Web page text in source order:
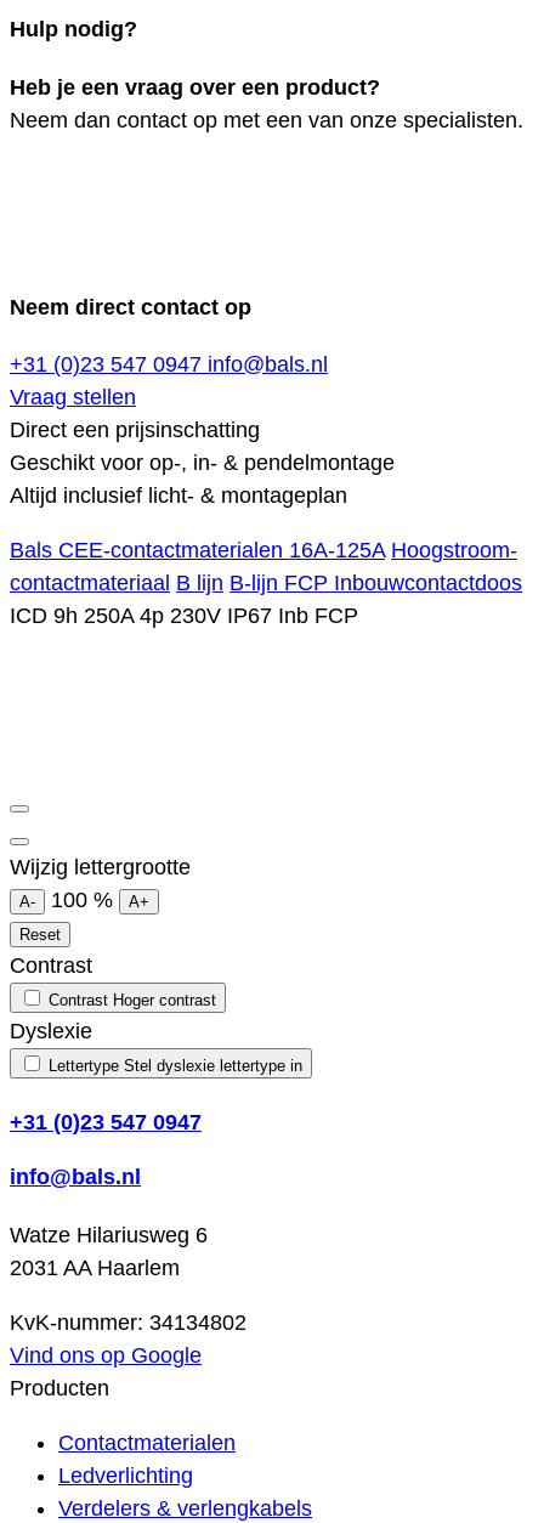
Hulp nodig?
Heb je een vraag over een product?
Neem dan contact op met een van onze specialisten.
Neem direct contact op
+31 (0)23 547 0947 info@bals.nl
Vraag stellen
Direct een prijsinschatting
Geschikt voor op-, in- & pendelmontage
Altijd inclusief licht- & montageplan
Bals CEE-contactmaterialen 16A-125A Hoogstroom-
contactmateriaal B lijn B-lijn FCP Inbouwcontactdoos
ICD 9h 250A 4p 230V IP67 Inb FCP
Wijzig lettergrootte
A- 100 %
A+
Reset
Contrast
Contrast Hoger contrast
Dyslexie
Lettertype Stel dyslexie lettertype in
+31 (0)23 547 0947
info@bals.nl
Watze Hilariusweg 6
2031 AA Haarlem
KvK-nummer: 34134802
Vind ons op Google
Producten
Contactmaterialen
Ledverlichting
Verdelers & verlengkabels